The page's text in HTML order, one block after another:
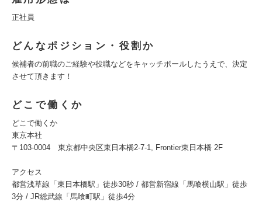
正社員
どんなポジション・役割か
候補者の前職のご経験や役職などをキャッチボールしたうえで、決定
させて頂きます！
どこで働くか
どこで働くか
東京本社
〒103-0004 東京都中央区東日本橋2-7-1, Frontier東日本橋 2F
アクセス
都営浅草線「東日本橋駅」徒歩30秒 / 都営新宿線「馬喰横山駅」徒歩
3分 / JR総武線「馬喰町駅」徒歩4分